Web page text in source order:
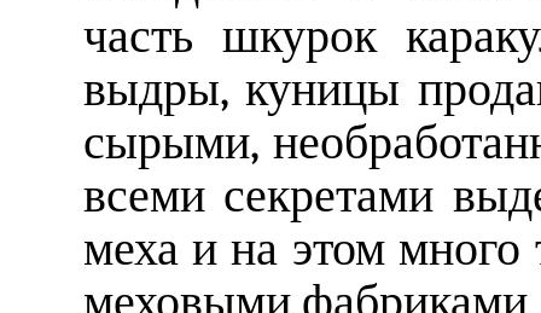
часть шкурок
выдры, куницы
сырыми,
всеми секретами
меха и на этом много